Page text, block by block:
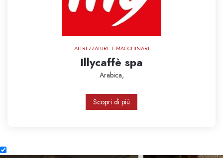
ATTREZZATURE E MACCHINARI
Illycaffè spa
Arabica,
Scopri di più